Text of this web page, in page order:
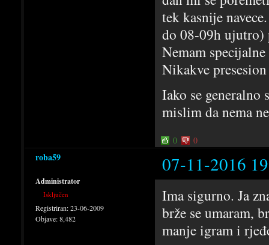
tek kasnije
do 08-09h ujutro)
Nemam
Nikakve
Iako se
mislim da nema
0 0
roba59 07-11-2016
Administrator
Isključen
Registriran:23-06-2009
Objave:8,482
Ima sigurno. Ja
brže se umaram,
manje igram i